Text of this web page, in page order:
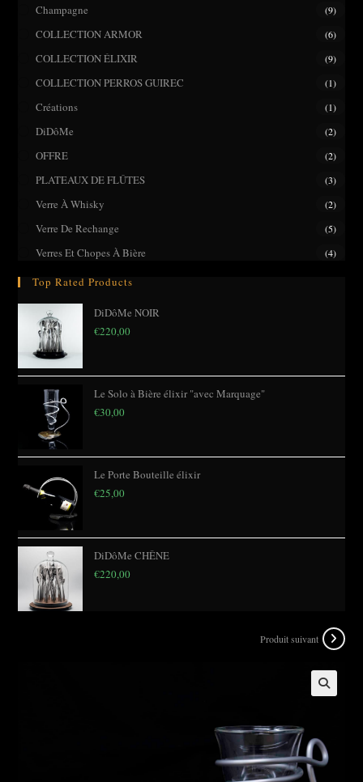
Champagne (9)
COLLECTION ARMOR (6)
COLLECTION ÉLIXIR (9)
COLLECTION PERROS GUIREC (1)
Créations (1)
DiDôMe (2)
OFFRE (2)
PLATEAUX DE FLÛTES (3)
Verre À Whisky (2)
Verre De Rechange (5)
Verres Et Chopes À Bière (4)
Top Rated Products
DiDôMe NOIR
€220,00
Le Solo à Bière élixir "avec Marquage"
€30,00
Le Porte Bouteille élixir
€25,00
DiDôMe CHÊNE
€220,00
Produit suivant